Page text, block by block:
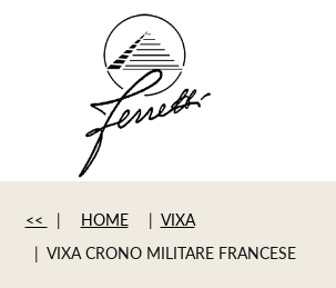
<< | HOME | VIXA
| VIXA CRONO MILITARE FRANCESE